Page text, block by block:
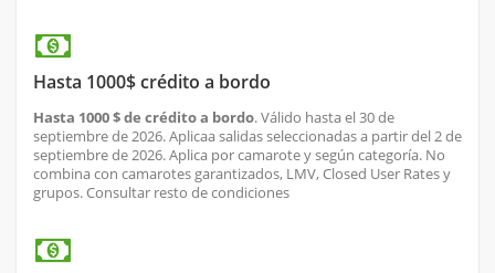
Hasta 1000$ crédito a bordo
Hasta 1000 $ de crédito a bordo. Válido hasta el 30 de
septiembre de 2026. Aplicaa salidas seleccionadas a partir del 2 de
septiembre de 2026. Aplica por camarote y según categoría. No
combina con camarotes garantizados, LMV, Closed User Rates y
grupos. Consultar resto de condiciones